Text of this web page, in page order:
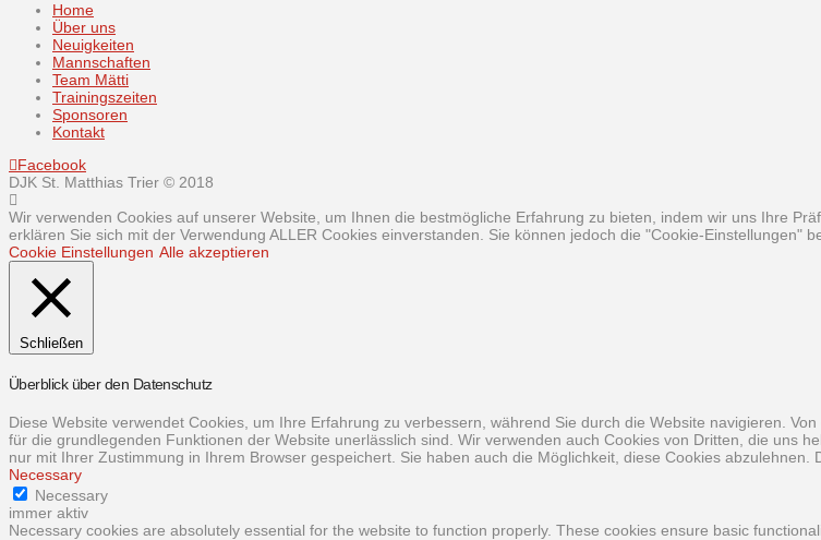
Home
Über uns
Neuigkeiten
Mannschaften
Team Mätti
Trainingszeiten
Sponsoren
Kontakt
Facebook
DJK St. Matthias Trier © 2018
Wir verwenden Cookies auf unserer Website, um Ihnen die bestmögliche Erfahrung zu bieten, indem wir uns Ihre
erklären Sie sich mit der Verwendung ALLER Cookies einverstanden. Sie können jedoch die "Cookie-Einstellungen"
Cookie Einstellungen Alle akzeptieren
Schließen
Überblick über den Datenschutz
Diese Website verwendet Cookies, um Ihre Erfahrung zu verbessern, während Sie durch die Website navigieren.
für die grundlegenden Funktionen der Website unerlässlich sind. Wir verwenden auch Cookies von Dritten, die uns
nur mit Ihrer Zustimmung in Ihrem Browser gespeichert. Sie haben auch die Möglichkeit, diese Cookies
Necessary
Necessary
immer aktiv
Necessary cookies are absolutely essential for the website to function properly. These cookies ensure basic